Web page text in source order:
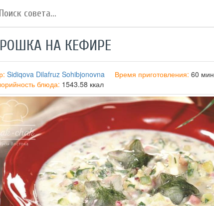
НА КЕФИРЕ
Sidiqova Dilafruz Sohibjonovna Время приготовления: 60 мин
блюда: 1543.58 ккал